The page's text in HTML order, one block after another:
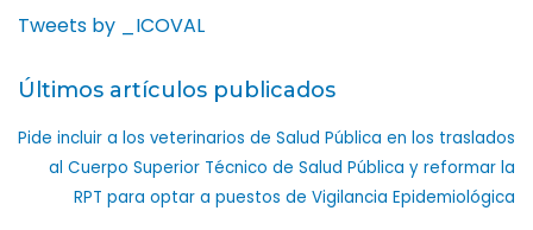
Tweets by _ICOVAL
Últimos artículos publicados
Pide incluir a los veterinarios de Salud Pública en los traslados
al Cuerpo Superior Técnico de Salud Pública y reformar la
RPT para optar a puestos de Vigilancia Epidemiológica